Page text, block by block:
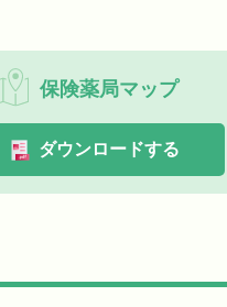
保険薬局マップ
ダウンロードする